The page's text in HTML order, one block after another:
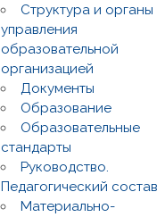
Структура и органы
управления
образовательной
организацией
Документы
Образование
Образовательные
стандарты
Руководство.
Педагогический состав
Материально-